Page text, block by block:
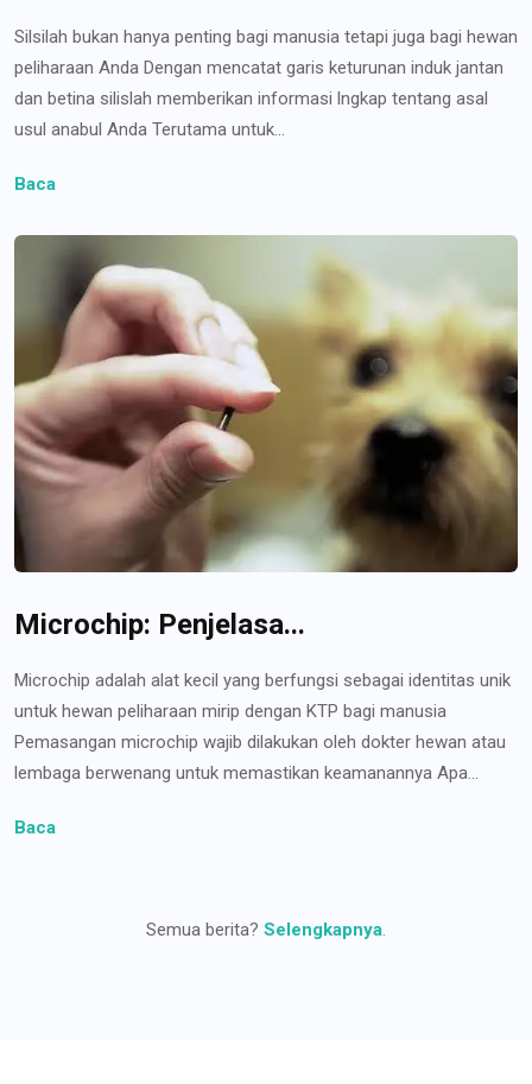
Silsilah bukan hanya penting bagi manusia tetapi juga bagi hewan
peliharaan Anda Dengan mencatat garis keturunan induk jantan
dan betina silislah memberikan informasi lngkap tentang asal
usul anabul Anda Terutama untuk...
Baca
Microchip: Penjelasa...
Microchip adalah alat kecil yang berfungsi sebagai identitas unik
untuk hewan peliharaan mirip dengan KTP bagi manusia
Pemasangan microchip wajib dilakukan oleh dokter hewan atau
lembaga berwenang untuk memastikan keamanannya Apa...
Baca
Semua berita? Selengkapnya